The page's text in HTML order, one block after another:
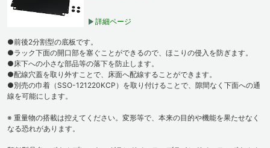
詳細ページ
●前後2分割型の底板です。
●ラック下面の開口部を塞ぐことができるので、ほこりの侵入を防ぎます。
●床下への小さな部品等の落下を防止します。
●配線穴蓋を取り外すことで、床面へ配線することができます。
●別売の巾着（SSO-121220KCP）を取り付けることで、隙間なく下面への通
線を可能にします。
※ 重量物の搭載は控えてください。変形等で、本来の目的や機能を果たせなく
なる恐れがあります。